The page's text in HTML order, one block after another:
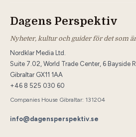
Dagens Perspektiv
Nyheter, kultur och guider för det som
Nordklar Media Ltd.
Suite 7.02, World Trade Center, 6 Bayside
Gibraltar GX11 1AA
+46 8 525 030 60
Companies House Gibraltar: 131204
info@dagensperspektiv.se